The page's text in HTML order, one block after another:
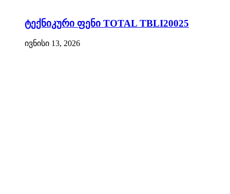
ტექნიკური ფენი TOTAL TBLI20025
ივნისი 13, 2026